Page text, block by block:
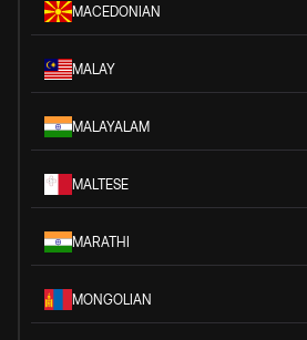
MACEDONIAN
MALAY
MALAYALAM
MALTESE
MARATHI
MONGOLIAN